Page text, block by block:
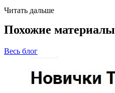
Читать дальше
Похожие материалы
Весь блог